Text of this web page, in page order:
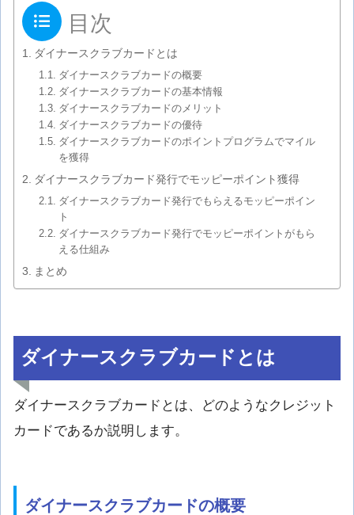
目次
ダイナースクラブカードとは
ダイナースクラブカードの概要
ダイナースクラブカードの基本情報
ダイナースクラブカードのメリット
ダイナースクラブカードの優待
ダイナースクラブカードのポイントプログラムでマイル
を獲得
ダイナースクラブカード発行でモッピーポイント獲得
ダイナースクラブカード発行でもらえるモッピーポイン
ト
ダイナースクラブカード発行でモッピーポイントがもら
える仕組み
まとめ
ダイナースクラブカードとは
ダイナースクラブカードとは、どのようなクレジット
カードであるか説明します。
ダイナースクラブカードの概要